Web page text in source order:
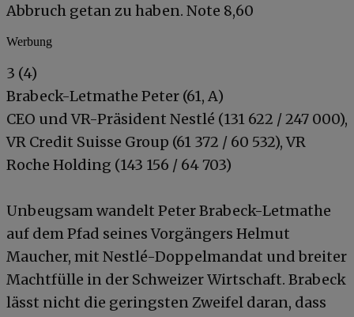
Abbruch getan zu haben. Note 8,60
Werbung
3 (4)
Brabeck-Letmathe Peter (61, A)
CEO und VR-Präsident Nestlé (131 622 / 247 000),
VR Credit Suisse Group (61 372 / 60 532), VR
Roche Holding (143 156 / 64 703)
Unbeugsam wandelt Peter Brabeck-Letmathe
auf dem Pfad seines Vorgängers Helmut
Maucher, mit Nestlé-Doppelmandat und breiter
Machtfülle in der Schweizer Wirtschaft. Brabeck
lässt nicht die geringsten Zweifel daran, dass